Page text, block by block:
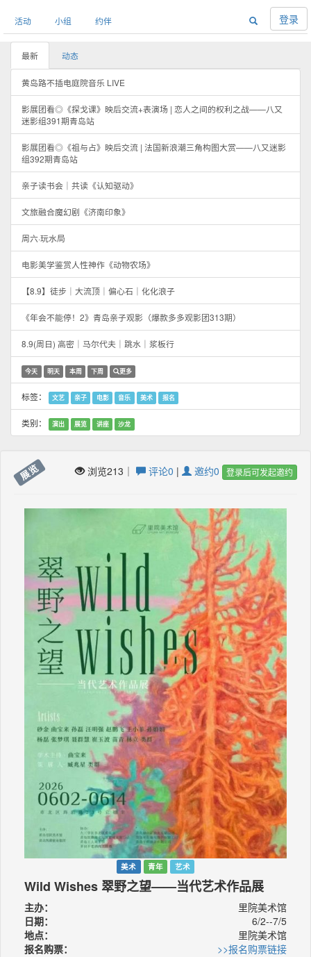
活动 小组 约伴 登录
最新 动态
黄岛路不插电庭院音乐 LIVE
影展团看◎《探戈课》映后交流+表演场 | 恋人之间的权利之战——八又
迷影组391期青岛站
影展团看◎《祖与占》映后交流 | 法国新浪潮三角构图大赏——八又迷影
组392期青岛站
亲子读书会｜共读《认知驱动》
文旅融合魔幻剧《济南印象》
周六·玩水局
电影美学鉴赏人性神作《动物农场》
【8.9】徒步｜大流顶｜偏心石｜化化浪子
《年会不能停！2》青岛亲子观影（爆款多多观影团313期）
8.9(周日) 高密｜马尔代夫｜跳水｜浆板行
今天 明天 本周 下周 更多
标签： 文艺 亲子 电影 音乐 美术 报名
类别： 演出 展览 讲座 沙龙
展览 浏览213｜ 评论0 | 邀约0 登录后可发起邀约
美术 青年 艺术
Wild Wishes 翠野之望——当代艺术作品展
主办：
里院美术馆
日期：
6/2--7/5
地点：
里院美术馆
报名购票：
>>报名购票链接